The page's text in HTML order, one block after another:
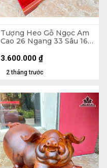
Tượng Heo Gỗ Ngọc Am
Cao 26 Ngang 33 Sâu 16
2 tháng trước
3.600.000 ₫